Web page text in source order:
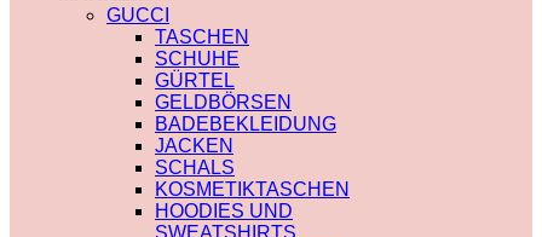
SAINT LAURENT
VERSACE
SCHALS
CHLOE
FENDI
GUCCI
LOUIS VUITTON
PRADA
SAINT LAURENT
SCHULTERRIEMEN
TRENCHCOAT
BURBERRY
PRADA
SOCKEN
GUCCI
SHORTS
BURBERRY
POLO
BURBERRY
CHLOE
GUCCI
GUCCI
TASCHEN
SCHUHE
GÜRTEL
GELDBÖRSEN
BADEBEKLEIDUNG
JACKEN
SCHALS
KOSMETIKTASCHEN
HOODIES UND
SWEATSHIRTS